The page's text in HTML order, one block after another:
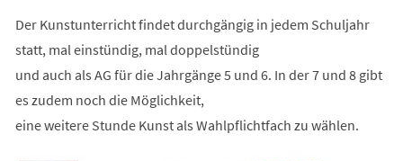
Der Kunstunterricht findet durchgängig in jedem Schuljahr
statt, mal einstündig, mal doppelstündig
und auch als AG für die Jahrgänge 5 und 6. In der 7 und 8 gibt
es zudem noch die Möglichkeit,
eine weitere Stunde Kunst als Wahlpflichtfach zu wählen.